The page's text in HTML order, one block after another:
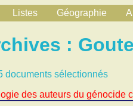
Listes Géographie
:
documents sélectionnés
des auteurs du génocide